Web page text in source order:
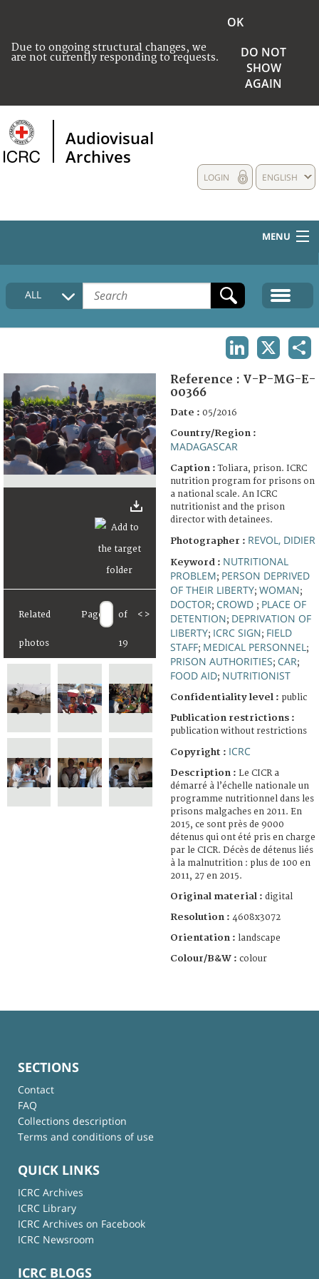
Due to ongoing structural changes, we
are not currently responding to requests.
OK
DO NOT
SHOW
AGAIN
Audiovisual
Archives
ENGLISH
LOGIN
MENU
HOME
COLLECTIONS DESCRIPTION
FAQ
ALL
Related
photos
Page of
19
< >
Reference : V-P-MG-E-
00366
Date : 05/2016
Country/Region :
MADAGASCAR
Caption :Toliara, prison. ICRC
nutrition program for prisons on
a national scale. An ICRC
nutritionist and the prison
director with detainees.
Photographer : REVOL, DIDIER
Keyword : NUTRITIONAL
PROBLEM; PERSON DEPRIVED
OF THEIR LIBERTY; WOMAN;
DOCTOR; CROWD ; PLACE OF
DETENTION; DEPRIVATION OF
LIBERTY; ICRC SIGN; FIELD
STAFF; MEDICAL PERSONNEL ;
PRISON AUTHORITIES; CAR;
FOOD AID; NUTRITIONIST
Confidentiality level : public
Publication restrictions :
publication without restrictions
Copyright : ICRC
Description : Le CICR a
démarré à l’échelle nationale un
programme nutritionnel dans les
prisons malgaches en 2011. En
2015, ce sont près de 9000
détenus qui ont été pris en charge
par le CICR. Décès de détenus liés
à la malnutrition : plus de 100 en
2011, 27 en 2015.
Original material : digital
Resolution : 4608x3072
Orientation : landscape
Colour/B&W : colour
SECTIONS
Contact
FAQ
Collections description
Terms and conditions of use
QUICK LINKS
ICRC Archives
ICRC Library
ICRC Archives on Facebook
ICRC Newsroom
ICRC BLOGS